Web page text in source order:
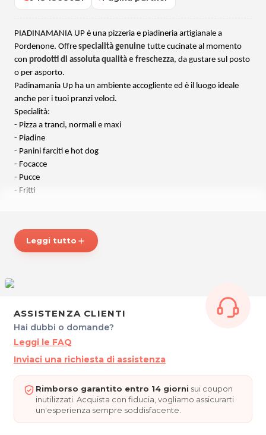
PIADINAMANIA UP è una pizzeria e piadineria artigianale a
Pordenone. Offre specialità genuine tutte cucinate al momento
con prodotti di assoluta qualità e freschezza, da gustare sul posto
o per asporto.
Padinamania Up ha un ambiente accogliente ed è il luogo ideale
anche per i tuoi pranzi veloci.
Specialità:
- Pizza a tranci, normali e maxi
- Piadine
- Panini farciti e hot dog
- Focacce
- Pucce
- Fritti
freschissimi. PIADINAMANIA UP ti aspetta con tutte le sue sfiziose
specialità!
Domenica e Festivi: 18.00 – 22.00
Sabato chiuso.
PIADINAMANIA UP
Largo San Giovanni, 10
33170 Pordenone
Tel. 0434368021
Leggi tutto add
ASSISTENZA CLIENTI
Hai dubbi o domande?
Leggi le FAQ
Inviaci una richiesta di assistenza
Rimborso garantito entro 14 giorni sui coupon
inutilizzati. Acquista con fiducia, vogliamo assicurarti
un'esperienza sempre soddisfacente.